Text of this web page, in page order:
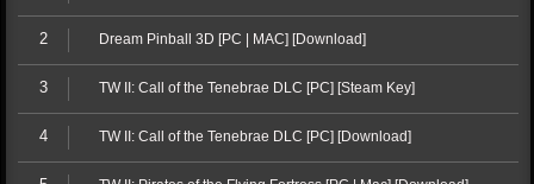
2 Dream Pinball 3D [PC | MAC] [Download]
3 TW II: Call of the Tenebrae DLC [PC] [Steam Key]
4 TW II: Call of the Tenebrae DLC [PC] [Download]